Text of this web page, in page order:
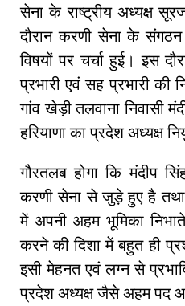
सेना के राष्ट्रीय अध्यक्ष
दौरान करणी सेना के संगठन
विषयों पर चर्चा हुई। इस
प्रभारी एवं सह प्रभारी की
गांव खेड़ी तलवाना निवासी
हरियाणा का प्रदेश अध्यक्ष
गौरतलब होगा कि मंदीप
करणी सेना से जुड़े हुए है
में अपनी अहम भूमिका
करने की दिशा में बहुत ही
इसी मेहनत एवं लग्न से
प्रदेश अध्यक्ष जैसे अहम पद